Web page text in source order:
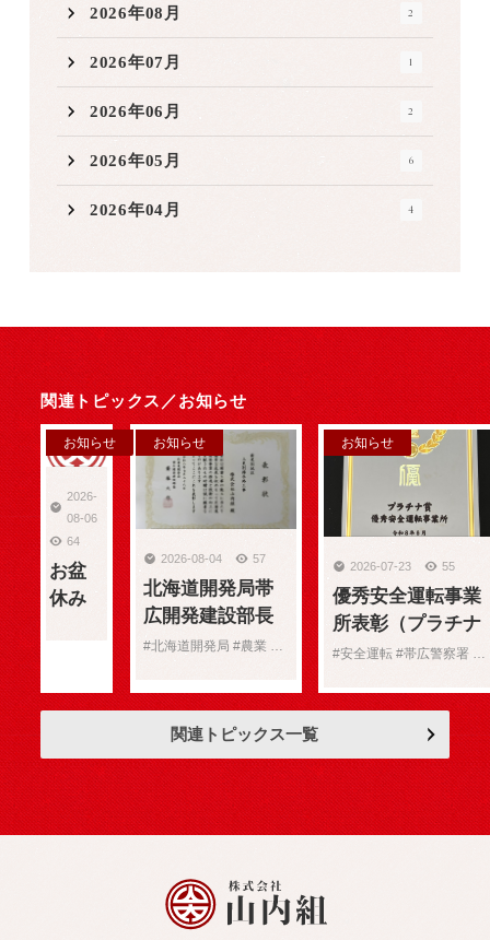
2026年08月 2
2026年07月 1
2026年06月 2
2026年05月 6
2026年04月 4
関連トピックス／お知らせ
お知らせ
2026-
08-06
64
お盆
休み
お知らせ
2026-08-04 57
北海道開発局帯
広開発建設部長
表彰（農業部
お知らせ
2026-07-23 55
優秀安全運転事業
所表彰（プラチナ
賞）受賞
#安全運転 #帯広警察署 #表彰
関連トピックス一覧